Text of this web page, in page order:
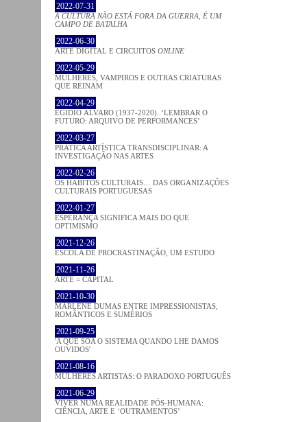
2022-07-31
A CULTURA NÃO ESTÁ FORA DA GUERRA, É UM
CAMPO DE BATALHA
2022-06-30
ARTE DIGITAL E CIRCUITOS ONLINE
2022-05-29
MULHERES, VAMPIROS E OUTRAS CRIATURAS
QUE REINAM
2022-04-29
EGÍDIO ÁLVARO (1937-2020). ‘LEMBRAR O
FUTURO: ARQUIVO DE PERFORMANCES’
2022-03-27
PRATICA ARTÍSTICA TRANSDISCIPLINAR: A
INVESTIGAÇÃO NAS ARTES
2022-02-26
OS HÁBITOS CULTURAIS… DAS ORGANIZAÇÕES
CULTURAIS PORTUGUESAS
2022-01-27
ESPERANÇA SIGNIFICA MAIS DO QUE
OPTIMISMO
2021-12-26
ESCOLA DE PROCRASTINAÇÃO, UM ESTUDO
2021-11-26
ARTE = CAPITAL
2021-10-30
MARLENE DUMAS ENTRE IMPRESSIONISTAS,
ROMÂNTICOS E SUMÉRIOS
2021-09-25
'A QUE SOA O SISTEMA QUANDO LHE DAMOS
OUVIDOS'
2021-08-16
MULHERES ARTISTAS: O PARADOXO PORTUGUÊS
2021-06-29
VIVER NUMA REALIDADE PÓS-HUMANA:
CIÊNCIA, ARTE E ‘OUTRAMENTOS’